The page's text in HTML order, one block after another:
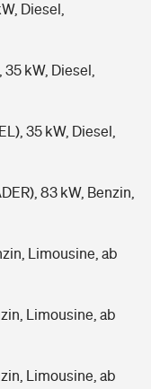
Diesel,
kW, Diesel,
35 kW, Diesel,
83 kW, Benzin,
Limousine, ab
Limousine, ab
Limousine, ab